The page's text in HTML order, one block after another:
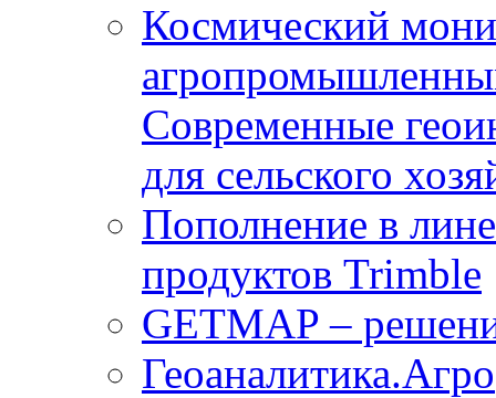
Космический
Современные
для сельского
Пополнение в
продуктов Trimble
GETMAP –
Геоаналитика.Агро